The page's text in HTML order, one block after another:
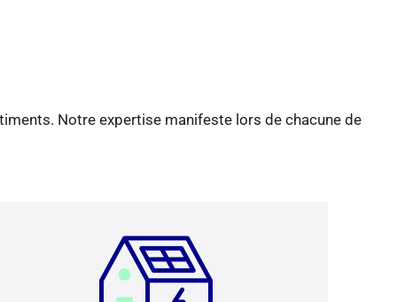
Notre expertise manifeste lors de chacune de